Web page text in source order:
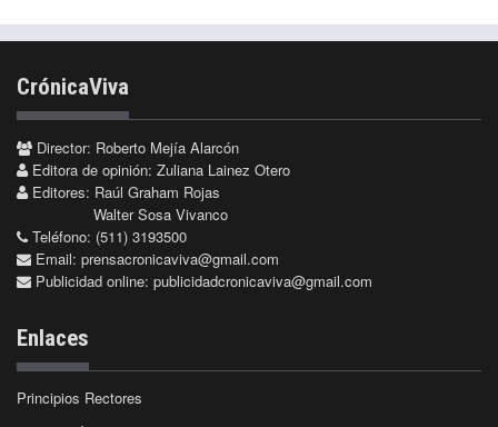
CrónicaViva
Director: Roberto Mejía Alarcón
Editora de opinión: Zuliana Lainez Otero
Editores: Raúl Graham Rojas
Walter Sosa Vivanco
Teléfono: (511) 3193500
Email: prensacronicaviva@gmail.com
Publicidad online: publicidadcronicaviva@gmail.com
Enlaces
Principios Rectores